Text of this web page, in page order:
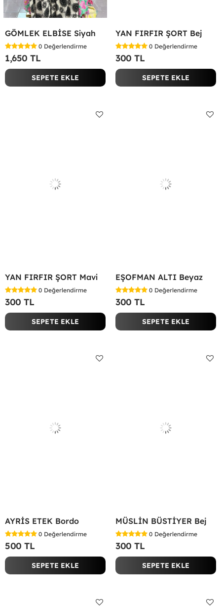
GÖMLEK ELBİSE Siyah
0 Değerlendirme
1,650 TL
SEPETE EKLE
YAN FIRFIR ŞORT Bej
0 Değerlendirme
300 TL
SEPETE EKLE
YAN FIRFIR ŞORT Mavi
0 Değerlendirme
300 TL
SEPETE EKLE
EŞOFMAN ALTI Beyaz
0 Değerlendirme
300 TL
SEPETE EKLE
AYRİS ETEK Bordo
0 Değerlendirme
500 TL
SEPETE EKLE
MÜSLİN BÜSTİYER Bej
0 Değerlendirme
300 TL
SEPETE EKLE